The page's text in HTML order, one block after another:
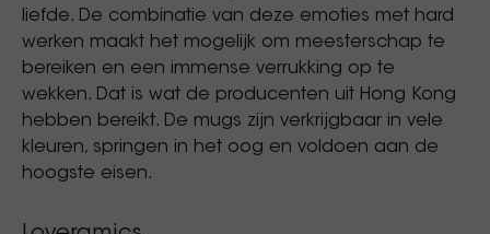
liefde. De combinatie van deze emoties met hard
werken maakt het mogelijk om meesterschap te
bereiken en een immense verrukking op te
wekken. Dat is wat de producenten uit Hong Kong
hebben bereikt. De mugs zijn verkrijgbaar in vele
kleuren, springen in het oog en voldoen aan de
hoogste eisen.